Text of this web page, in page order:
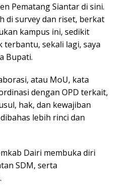
Pematang Siantar di sini.
di survey dan riset, berkat
kampus ini, sedikit
terbantu, sekali lagi, saya
Bupati.
atau MoU, kata
dengan OPD terkait,
hak, dan kewajiban
lebih rinci dan
Dairi membuka diri
SDM, serta